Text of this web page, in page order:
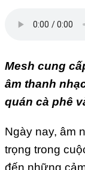
Mesh cung
âm thanh
quán cà phê
Ngày nay, âm
trọng trong
đến những